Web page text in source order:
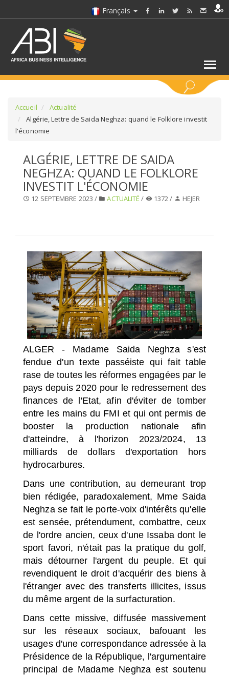
Français
SÉLECTIONNEZ UN DOSSIER
SELECTIONNEZ UNE SECTION
Accueil
Actualité
Algérie, Lettre de Saida Neghza: quand le Folklore investit
l'économie
ALGÉRIE, LETTRE DE SAIDA
NEGHZA: QUAND LE FOLKLORE
INVESTIT L'ÉCONOMIE
12 SEPTEMBRE 2023 / ACTUALITÉ / 1372 / HEJER
ALGER - Madame Saida Neghza s'est
fendue d'un texte passéiste qui fait table
rase de toutes les réformes engagées par le
pays depuis 2020 pour le redressement des
finances de l'Etat, afin d'éviter de tomber
entre les mains du FMI et qui ont permis de
booster la production nationale afin
d'atteindre, à l'horizon 2023/2024, 13
milliards de dollars d'exportation hors
hydrocarbures.
Dans une contribution, au demeurant trop
bien rédigée, paradoxalement, Mme Saida
Neghza se fait le porte-voix d'intérêts qu'elle
est sensée, prétendument, combattre, ceux
de l'ordre ancien, ceux d'une Issaba dont le
sport favori, n'était pas la pratique du golf,
mais détourner l'argent du peuple. Et qui
revendiquent le droit d'acquérir des biens à
l'étranger avec des transferts illicites, issus
du même argent de la surfacturation.
Dans cette missive, diffusée massivement
sur les réseaux sociaux, bafouant les
usages d'une correspondance adressée à la
Présidence de la République, l'argumentaire
principal de Madame Neghza est soutenu